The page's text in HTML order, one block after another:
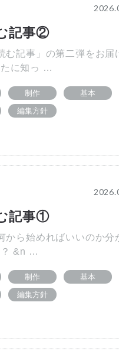
記事②
む記事」の第二弾をお届
たに知っ …
制作
基本
編集方針
記事①
から始めればいいのか分
？ &n …
制作
基本
編集方針